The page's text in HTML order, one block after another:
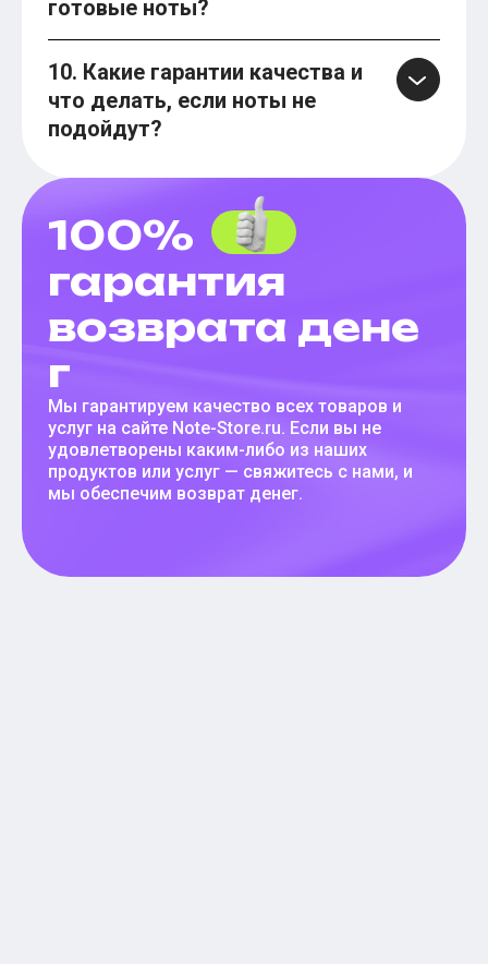
готовые ноты?
10. Какие гарантии качества и
что делать, если ноты не
подойдут?
100%
гарантия
возврата дене
г
Мы гарантируем качество всех товаров и
услуг на сайте Note-Store.ru. Если вы не
удовлетворены каким-либо из наших
продуктов или услуг — свяжитесь с нами, и
мы обеспечим возврат денег.